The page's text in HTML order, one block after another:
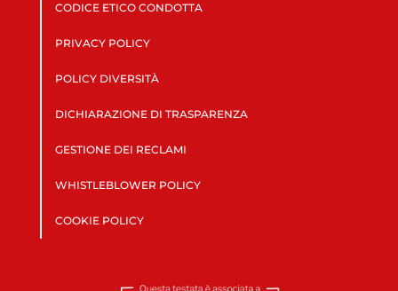
CODICE ETICO CONDOTTA
PRIVACY POLICY
POLICY DIVERSITÀ
DICHIARAZIONE DI TRASPARENZA
GESTIONE DEI RECLAMI
WHISTLEBLOWER POLICY
COOKIE POLICY